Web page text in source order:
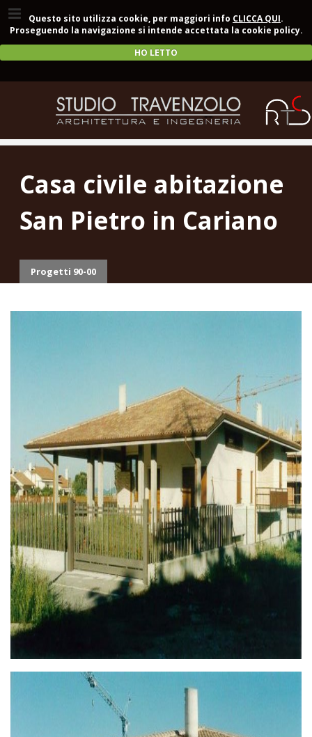
Questo sito utilizza cookie, per maggiori info CLICCA QUI.
Proseguendo la navigazione si intende accettata la cookie policy.
HO LETTO
Casa civile abitazione
San Pietro in Cariano
Progetti 90-00